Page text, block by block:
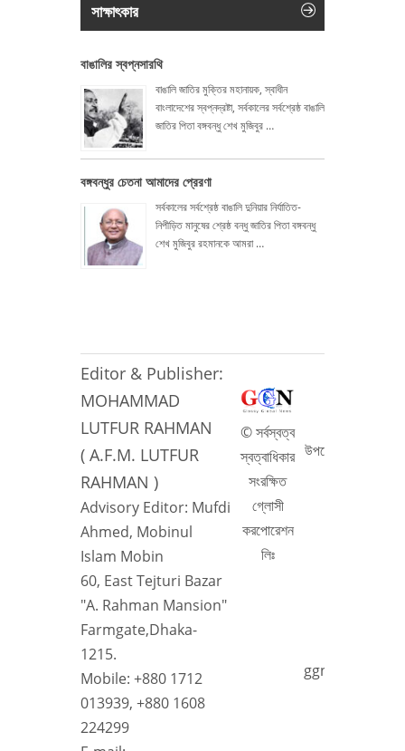
সাক্ষাৎকার
বাঙালির স্বপ্নসারথি
বাঙালি জাতির মুক্তির মহানায়ক, স্বাধীন
বাংলাদেশের স্বপ্নদ্রষ্টা, সর্বকালের সর্বশ্রেষ্ঠ বাঙালি
জাতির পিতা বঙ্গবন্ধু শেখ মুজিবুর …
বঙ্গবন্ধুর চেতনা আমাদের প্রেরণা
সর্বকালের সর্বশ্রেষ্ঠ বাঙালি দুনিয়ার নির্যাতিত-
নিপীড়িত মানুষের শ্রেষ্ঠ বন্ধু জাতির পিতা বঙ্গবন্ধু
শেখ মুজিবুর রহমানকে আমরা…
Editor & Publisher:
MOHAMMAD
LUTFUR RAHMAN
( A.F.M. LUTFUR
RAHMAN )
Advisory Editor: Mufdi
Ahmed, Mobinul
Islam Mobin
60, East Tejturi Bazar
"A. Rahman Mansion"
Farmgate,Dhaka-
1215.
Mobile: +880 1712
013939, +880 1608
224299
© সর্বস্বত্ব
স্বত্বাধিকার
সংরক্ষিত
গ্লোসী
করপোরেশন
লিঃ
উপদেষ্টা সম্পাদক: